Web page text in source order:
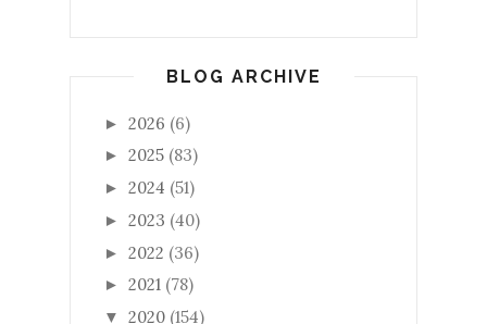
BLOG ARCHIVE
► 2026 (6)
► 2025 (83)
► 2024 (51)
► 2023 (40)
► 2022 (36)
► 2021 (78)
▼ 2020 (154)